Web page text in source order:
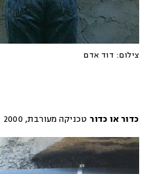
צילום: דוד אדם
כדור או כדור טכניקה מעורבת,
2000